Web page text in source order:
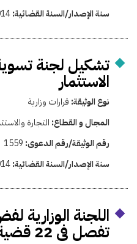
سنة الإصدار/السنة القضائية:
تشكيل لجنة
الاستثمار
نوع الوثيقة: قرارات وزارية
المجال و القطاع: التجارة
رقم الوثيقة/رقم الدعوى: 1559
سنة الإصدار/السنة القضائية:
اللجنة الوزارية
تفصل فى 22 قضية استثمارية